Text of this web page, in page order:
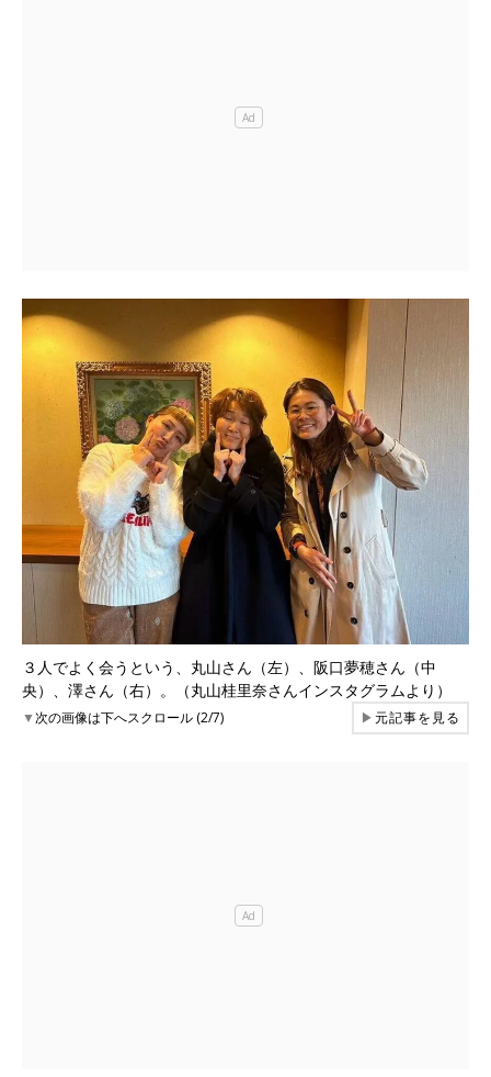
３人でよく会うという、丸山さん（左）、阪口夢穂さん（中
央）、澤さん（右）。（丸山桂里奈さんインスタグラムより）
▼次の画像は下へスクロール (2/7) ▶元記事を見る